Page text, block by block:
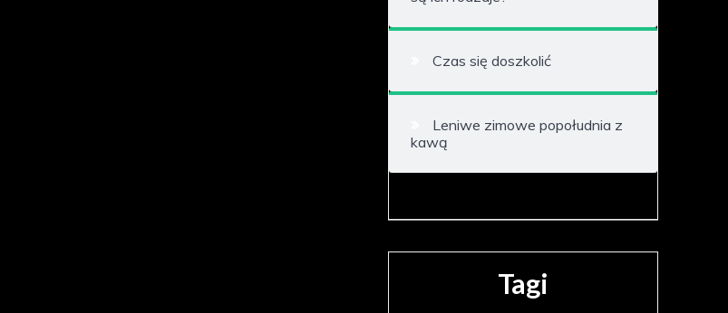
Czas się doszkolić
Leniwe zimowe popołudnia z
kawą
Tagi